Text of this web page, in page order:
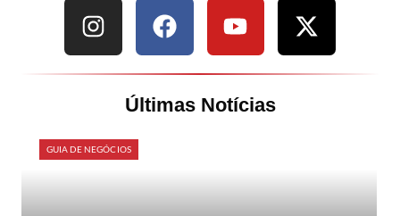
Últimas Notícias
GUIA DE NEGÓCIOS